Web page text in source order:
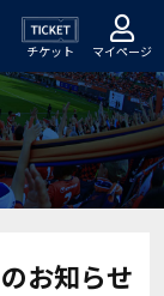
チケット マイページ
お知らせ